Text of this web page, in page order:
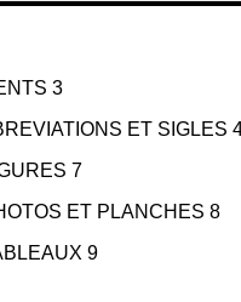
3
ET SIGLES
7
ET PLANCHES 8
9